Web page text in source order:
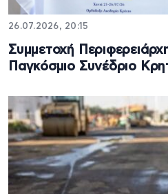
26.07.2026, 20:15
Συμμετοχή
Παγκόσμιο Συνέδριο